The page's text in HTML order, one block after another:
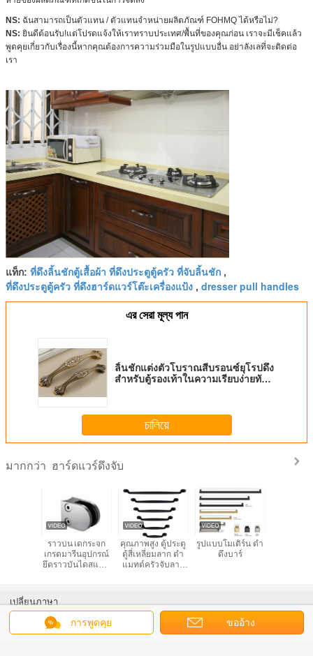
NS: ฉันสามารถเป็นตัวแทน / ตัวแทนจำหน่ายผลิตภัณฑ์ FOHMQ ได้หรือไม่?
NS: ยินดีต้อนรับ!แต่โปรดแจ้งให้เราทราบประเทศ/พื้นที่ของคุณก่อน เราจะมีเช็คแล้ว
พูดคุยเกี่ยวกับเรื่องนี้หากคุณต้องการความร่วมมือในรูปแบบอื่น อย่าลังเลที่จะติดต่อ
เรา
แท็ก: ที่ดึงลิ้นชักตู้เสื้อผ้า ที่ดึงประตูตู้ครัว ที่จับลิ้นชัก ,
ที่ดึงประตูตู้ครัว ที่ดึงฮาร์ดแวร์โต๊ะเครื่องแป้ง , dresser pull handles
এর সেরা মূল্য পান
ลิ้นชักแต่งตัวโบราณสีบรอนซ์ยุโรปดึง
สำหรับตู้รองเท้าในความเรียบง่ายทัน
চালিয়ে
มากกว่า ฮาร์ดแวร์ดึงจับ
ราวบันไดกระจก
เกรดมารีนอุปกรณ์
ยึดราวบันไดสแตน
สิ้น
คุณภาพสูง ตู้ประตู
ตู้สี่เหลี่ยมลาก ดํา
แมทต์ครัวจับลาก
รูปแบบโมเดิร์น ดํา
ดึงบาร์
การพูดคุย ขออ้าง
เปลี่ยนภาษา